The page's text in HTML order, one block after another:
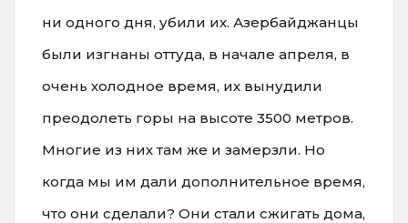
ни одного дня, убили их. Азербайджанцы
были изгнаны оттуда, в начале апреля, в
очень холодное время, их вынудили
преодолеть горы на высоте 3500 метров.
Многие из них там же и замерзли. Но
когда мы им дали дополнительное время,
что они сделали? Они стали сжигать дома,